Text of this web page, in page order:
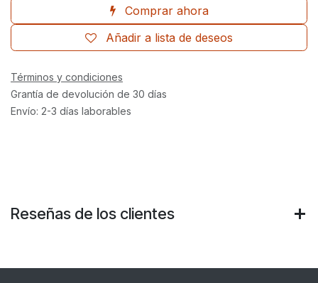
Comprar ahora
Añadir a lista de deseos
Términos y condiciones
Grantía de devolución de 30 días
Envío: 2-3 días laborables
Reseñas de los clientes